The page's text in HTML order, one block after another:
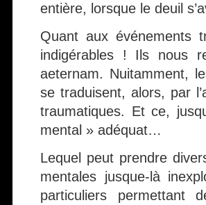
entière, lorsque le deuil
Quant aux
indigérables ! Ils nous
aeternam. Nuitamment,
se traduisent, alors, par
traumatiques. Et ce,
mental » adéquat…
Lequel peut prendre
mentales jusque-là
particuliers permettant